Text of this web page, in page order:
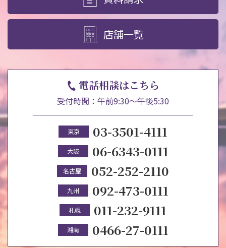
店舗一覧
電話相談はこちら
受付時間：午前9:30～午後5:30
東京 03-3501-4111
大阪 06-6343-0111
名古屋 052-252-2110
九州 092-473-0111
札幌 011-232-9111
湘南 0466-27-0111